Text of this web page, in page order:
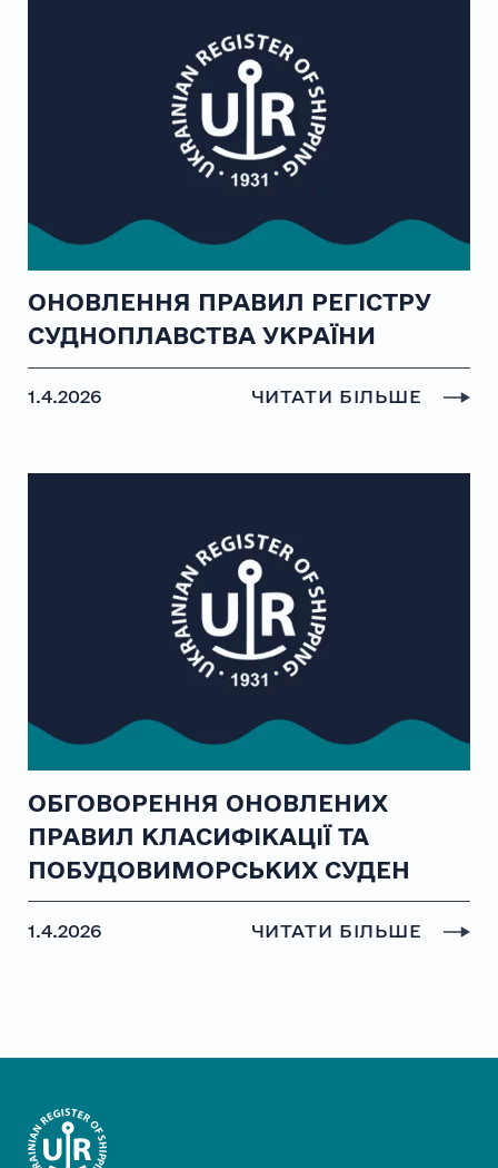
ОНОВЛЕННЯ ПРАВИЛ РЕГІСТРУ
СУДНОПЛАВСТВА УКРАЇНИ
1.4.2026 ЧИТАТИ БІЛЬШЕ
ОБГОВОРЕННЯ ОНОВЛЕНИХ
ПРАВИЛ КЛАСИФІКАЦІЇ ТА
ПОБУДОВИМОРСЬКИХ СУДЕН
1.4.2026 ЧИТАТИ БІЛЬШЕ